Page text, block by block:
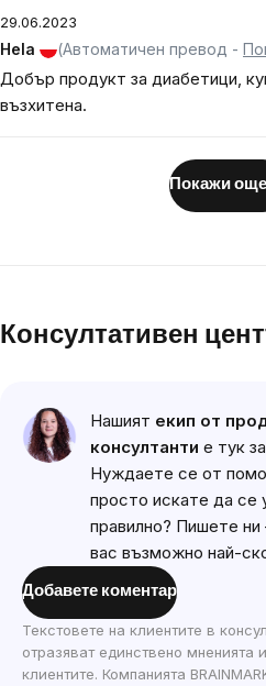
29.06.2023
Hela (Автоматичен превод -
Добър продукт за диабетици,
възхитена.
Покажи още
Консултативен
Нашият екип от
консултанти е тук
Нуждаете се от
просто искате да се
правилно? Пишете
вас възможно най-
Добавете коментар
Текстовете на клиентите в
отразяват единствено мненията
клиентите. Компанията